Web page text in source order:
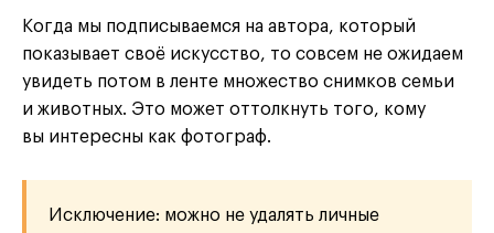
Когда мы подписываемся на автора, который
показывает своё искусство, то совсем не ожидаем
увидеть потом в ленте множество снимков семьи
и животных. Это может оттолкнуть того, кому
вы интересны как фотограф.
Исключение: можно не удалять личные